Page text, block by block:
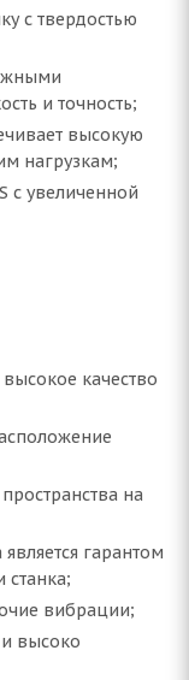
с твердостью
и точность;
высокую
нагрузкам;
с увеличенной
качество
на
гарантом
станка;
вибрации;
высоко